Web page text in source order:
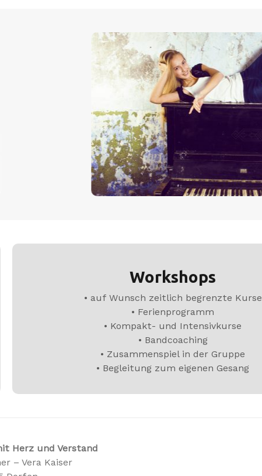
Workshops
• auf Wunsch zeitlich begrenzte Kurse
• Ferienprogramm
• Kompakt- und Intensivkurse
• Bandcoaching
• Zusammenspiel in der Gruppe
• Begleitung zum eigenen Gesang
Herz und Verstand
– Vera Kaiser